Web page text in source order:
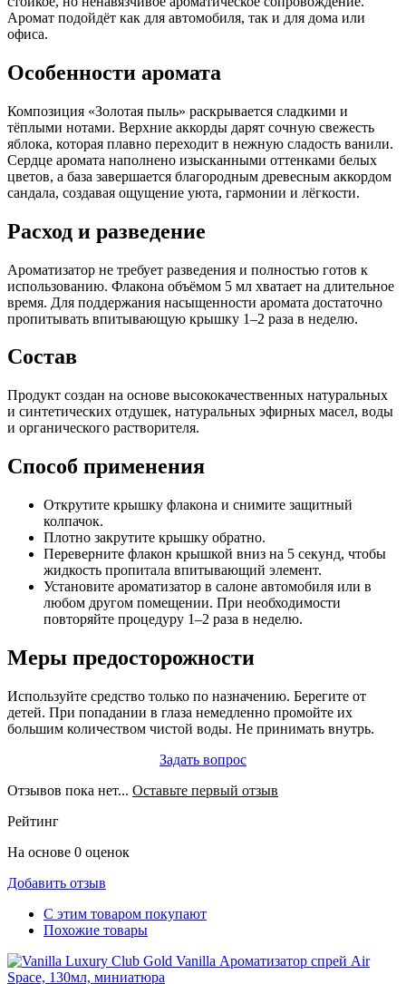
Аромат подойдёт как для автомобиля, так и для дома или
офиса.
Особенности аромата
Композиция «Золотая пыль» раскрывается сладкими и
тёплыми нотами. Верхние аккорды дарят сочную свежесть
яблока, которая плавно переходит в нежную сладость ванили.
Сердце аромата наполнено изысканными оттенками белых
цветов, а база завершается благородным древесным аккордом
сандала, создавая ощущение уюта, гармонии и лёгкости.
Расход и разведение
Ароматизатор не требует разведения и полностью готов к
использованию. Флакона объёмом 5 мл хватает на длительное
время. Для поддержания насыщенности аромата достаточно
пропитывать впитывающую крышку 1–2 раза в неделю.
Состав
Продукт создан на основе высококачественных натуральных
и синтетических отдушек, натуральных эфирных масел, воды
и органического растворителя.
Способ применения
Открутите крышку флакона и снимите защитный
колпачок.
Плотно закрутите крышку обратно.
Переверните флакон крышкой вниз на 5 секунд, чтобы
жидкость пропитала впитывающий элемент.
Установите ароматизатор в салоне автомобиля или в
любом другом помещении. При необходимости
повторяйте процедуру 1–2 раза в неделю.
Меры предосторожности
Используйте средство только по назначению. Берегите от
детей. При попадании в глаза немедленно промойте их
большим количеством чистой воды. Не принимать внутрь.
Задать вопрос
Отзывов пока нет... Оставьте первый отзыв
Рейтинг
На основе 0 оценок
Добавить отзыв
С этим товаром покупают
Похожие товары